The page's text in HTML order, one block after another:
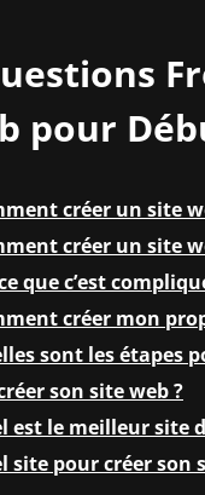
pour
créer un site
créer un site
que c’est
créer mon
sont les étapes
son site web ?
est le meilleur site
site pour créer son